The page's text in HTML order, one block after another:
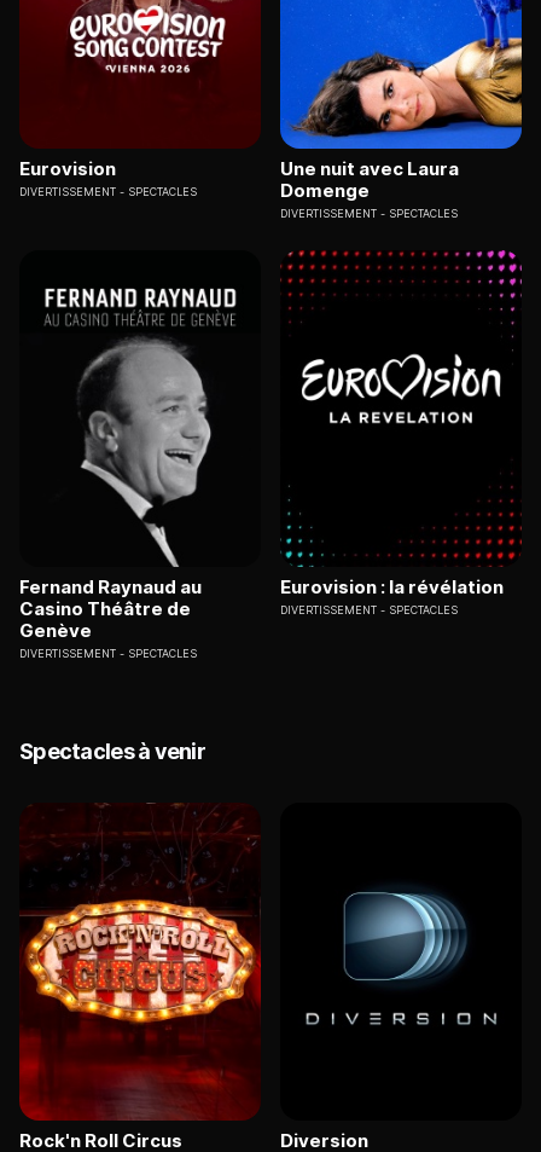
Eurovision
DIVERTISSEMENT SPECTACLES
Une nuit avec Laura
Domenge
DIVERTISSEMENT SPECTACLES
Fernand Raynaud au
Casino Théâtre de
Genève
DIVERTISSEMENT SPECTACLES
Eurovision : la révélation
DIVERTISSEMENT SPECTACLES
Spectacles à venir
Rock'n Roll Circus Diversion